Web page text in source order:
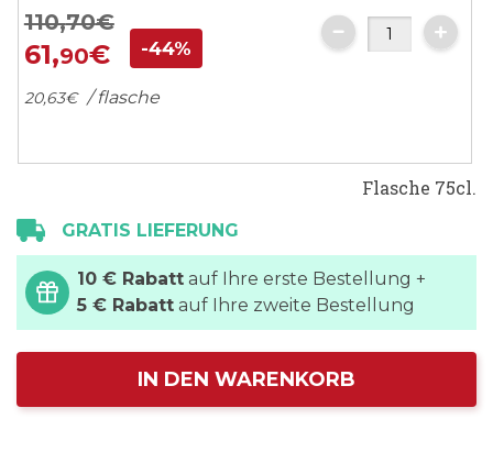
110,70€
61,90€ -44%
20,63€ / flasche
Flasche 75cl.
GRATIS LIEFERUNG
10 € Rabatt auf Ihre erste Bestellung +
5 € Rabatt auf Ihre zweite Bestellung
IN DEN WARENKORB